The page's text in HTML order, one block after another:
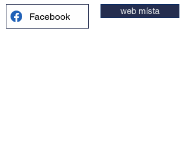
Facebook web místa